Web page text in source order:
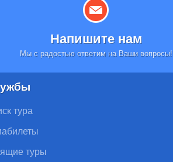
Напишите нам
Мы с радостью ответим на Ваши вопросы!
тура
туры